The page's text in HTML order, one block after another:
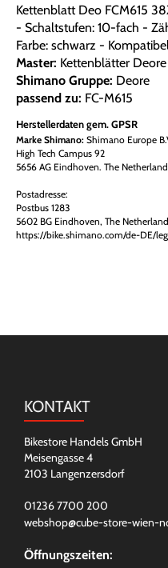
Kettenblatt Deo FCM615
- Schaltstufen: 10-fach -
Farbe: schwarz -
Master: Kettenblätter Deore
Shimano Gruppe: Deore
passend zu: FC-M615
Herstellerdaten gem. GPSR
Marke Shimano: Shimano Europe
High Tech Campus 92
5656 AG Eindhoven. The
Postadresse:
Postbus 1283
5602 BG Eindhoven, The
https://bike.shimano.com/de-DE/
KONTAKT
Bikestore Handels GmbH
Meisengasse 4
2103 Langenzersdorf
01236 7700 200
webshop@cube-store-wien-
Öffnungszeiten: